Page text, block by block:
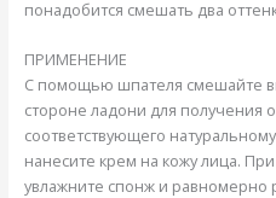
понадобится смешать два
ПРИМЕНЕНИЕ
С помощью шпателя смешайте
стороне ладони для получения
соответствующего
нанесите крем на кожу лица.
увлажните спонж и равномерно